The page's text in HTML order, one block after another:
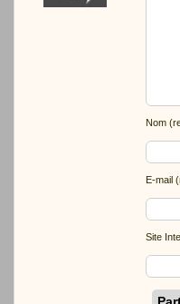
Nom
E-mail
Site